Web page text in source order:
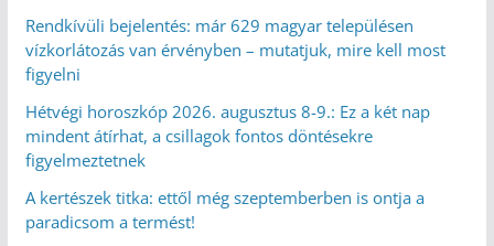
Rendkívüli bejelentés: már 629 magyar településen
vízkorlátozás van érvényben – mutatjuk, mire kell most
figyelni
Hétvégi horoszkóp 2026. augusztus 8-9.: Ez a két nap
mindent átírhat, a csillagok fontos döntésekre
figyelmeztetnek
A kertészek titka: ettől még szeptemberben is ontja a
paradicsom a termést!